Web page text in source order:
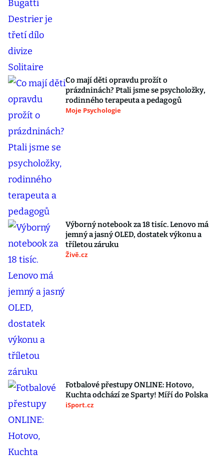
Co mají děti opravdu prožít o
prázdninách? Ptali jsme se psycholožky,
rodinného terapeuta a pedagogů
Moje Psychologie
Výborný notebook za 18 tisíc. Lenovo má
jemný a jasný OLED, dostatek výkonu a
tříletou záruku
Živě.cz
Fotbalové přestupy ONLINE: Hotovo,
Kuchta odchází ze Sparty! Míří do Polska
iSport.cz